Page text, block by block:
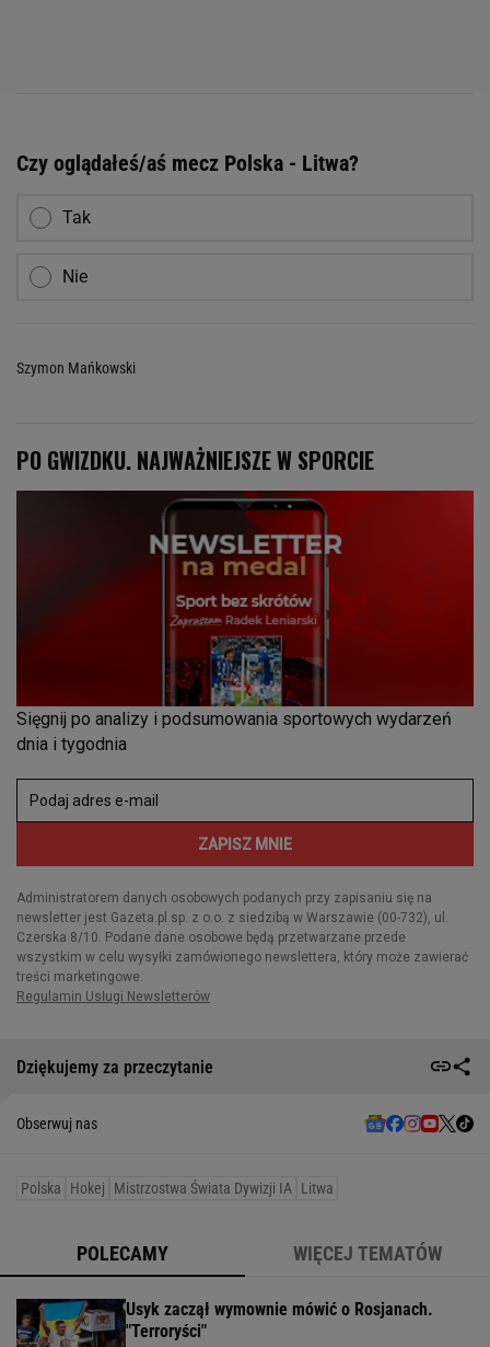
Czy oglądałeś/aś mecz Polska - Litwa?
Tak
Nie
Szymon Mańkowski
Dziękujemy za przeczytanie
Obserwuj nas
Polska Hokej Mistrzostwa Świata Dywizji IA Litwa
POLECAMY WIĘCEJ TEMATÓW
Usyk zaczął wymownie mówić o Rosjanach.
"Terroryści"